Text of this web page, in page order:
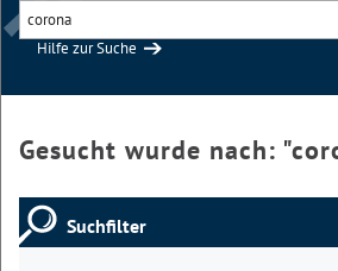
Hilfe zur Suche
Gesucht wurde nach: "
Suchfilter